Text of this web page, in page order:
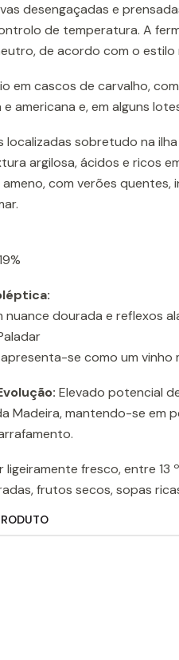
desengaçadas e
de temperatura. A
de acordo com o estilo
em cascos de carvalho,
americana e, em alguns
localizadas sobretudo na
argilosa, ácidos e ricos
com verões quentes,
nuance dourada e reflexos
se como um
Elevado potencial
Madeira, mantendo-se em
ligeiramente fresco, entre 13
frutos secos, sopas